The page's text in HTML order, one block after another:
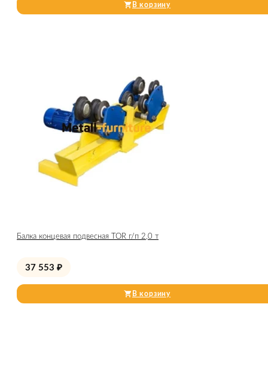
В корзину
Балка концевая подвесная TOR г/п 2,0 т
37 553 ₽
В корзину